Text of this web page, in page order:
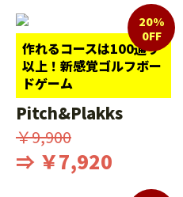
作れるコースは100通り
以上！新感覚ゴルフボー
ドゲーム
20%
0FF
Pitch&Plakks
￥9,900
⇒ ￥7,920